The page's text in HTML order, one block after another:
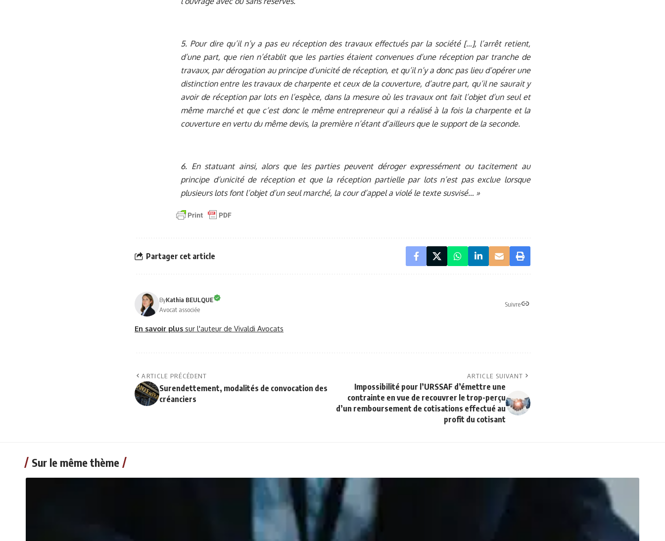
5. Pour dire qu’il n’y a pas eu réception des travaux effectués par la société […], l’arrêt retient,
d’une part, que rien n’établit que les parties étaient convenues d’une réception par tranche de
travaux, par dérogation au principe d’unicité de réception, et qu’il n’y a donc pas lieu d’opérer une
distinction entre les travaux de charpente et ceux de la couverture, d’autre part, qu’il ne saurait y
avoir de réception par lots en l’espèce, dans la mesure où les travaux ont fait l’objet d’un seul et
même marché et que c’est donc le même entrepreneur qui a réalisé à la fois la charpente et la
couverture en vertu du même devis, la première n’étant d’ailleurs que le support de la seconde.
6. En statuant ainsi, alors que les parties peuvent déroger expressément ou tacitement au
principe d’unicité de réception et que la réception partielle par lots n’est pas exclue lorsque
plusieurs lots font l’objet d’un seul marché, la cour d’appel a violé le texte susvisé… »
Partager cet article
ByKathia BEULQUE
Avocat associée
Suivre
En savoir plus sur l'auteur de Vivaldi Avocats
ARTICLE PRÉCÉDENT
Surendettement, modalités de convocation des
créanciers
ARTICLE SUIVANT
Impossibilité pour l’URSSAF d’émettre une
contrainte en vue de recouvrer le trop-perçu
d’un remboursement de cotisations effectué au
profit du cotisant
Sur le même thème